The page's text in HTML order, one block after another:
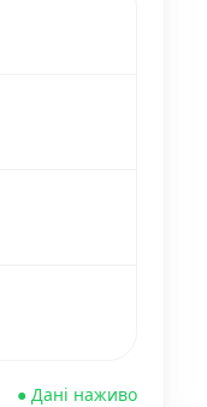
● Дані наживо